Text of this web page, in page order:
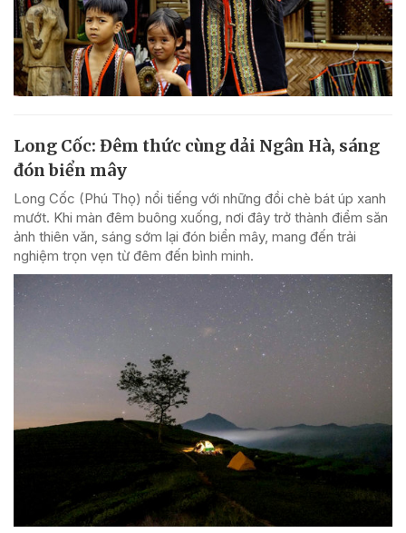
Long Cốc: Đêm thức cùng dải Ngân Hà, sáng
đón biển mây
Long Cốc (Phú Thọ) nổi tiếng với những đồi chè bát úp xanh
mướt. Khi màn đêm buông xuống, nơi đây trở thành điểm săn
ảnh thiên văn, sáng sớm lại đón biển mây, mang đến trải
nghiệm trọn vẹn từ đêm đến bình minh.